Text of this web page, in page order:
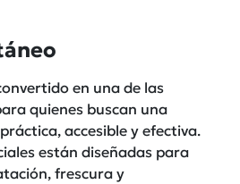
en una de las
quienes buscan una
accesible y efectiva.
están diseñadas para
frescura y